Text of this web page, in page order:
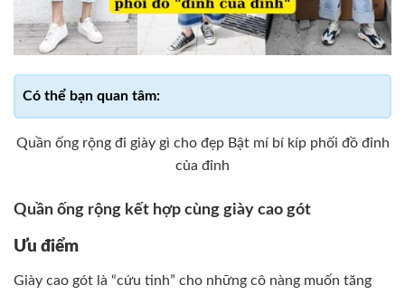
Quần ống rộng đi giày gì cho đẹp Bật mí bí kíp phối đồ đỉnh
của đỉnh
Quần ống rộng kết hợp cùng giày cao gót
Ưu điểm
Giày cao gót là “cứu tinh” cho những cô nàng muốn tăng